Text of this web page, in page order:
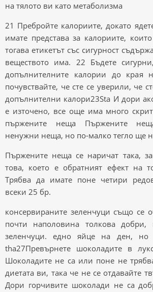
на тялото ви като метаболизма
21 Пребройте калориите, докато
имате представа за калориите,
тогава етикетът със сигурност
веществото има. 22 Бъдете
допълнителните калории до края
почувствайте, че сте се уверили, че
допълнителни калори23Sta И дори
е източено, все още има много
пържените неща Пържените
ненужни неща, но по-малко тегло ще
Пържените неща се наричат ​​така,
това, което е обратният ефект на
Трябва да имате поне четири
всеки 25 бр.
консервираните зеленчуци също се
почти наполовина толкова добри,
зеленчуци. едно яйце на ден,
tha27Превърнете шоколадите в
Шоколадите не са или поне не
диетата ви, така че не се отдавайте
Дори горчивите шоколади не са